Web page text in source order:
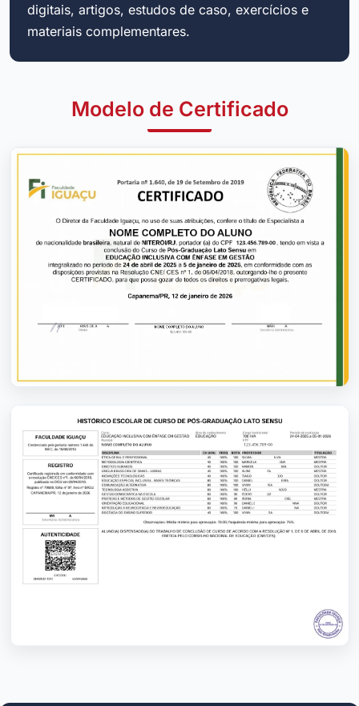
digitais, artigos, estudos de caso, exercícios e
materiais complementares.
Modelo de Certificado